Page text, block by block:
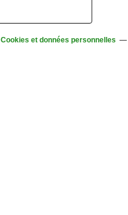
Cookies et données personnelles